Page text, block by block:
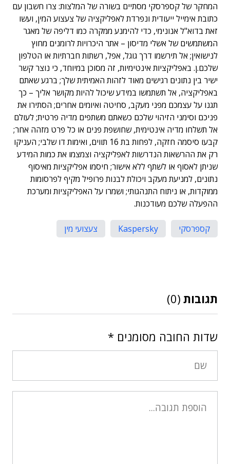
המחקר של קספרסקי מסתיים בשורה של המלצות: צרו חשבון עם
כתובת אימייל ייעודית ונפרדת לאפליקציה של צעצוע המין, ועשו
זאת בדוא"ל אנונימי, כדי להימנע ממקרה כמו דליפה של מאגר
המשתמשים של אשלי מדיסון – אתר היכרויות לרומנים מחוץ
לנישואין; אל תירשמו דרך גוגל, אפל, רשתות חברתיות או הטלפון
שלכם.ן. באפליקציות אינטימיות, זה מסוכן במיוחד, כי נוצר קשר
ישיר בין נתונים רגישים מאוד לזהות האמיתית שלך; ברגע שאתם
באפליקציה, אל תשתמשו במידע שיכול להיות מקושר אליך – כך
תגנו על עצמכם מפני מעקב, סחיטה ואיומים אחרים; הסתירו את
פניכם וסימני הזיהוי שלכם כשאתם משתפים מדיה פרטית; לעולם
אל תשלחו מדיה אינטימית, שחושפת פנים או כל פרט מזהה אחר;
קבעו סיסמה חזקה, לפחות בת 16 תווים, ואימות דו שלבי; העניקו
רק את ההרשאות הנדרשות לאפליקציה וצמצמו את כמות המידע
שניתן לאסוף או לשתף ללא אישור; חיסמו אפליקציות מאיסוף
נתונים, למניעת מעקב ויכולת לבנות פרופיל מקיף לפרסומות
ממוקדות, או ניתוח התנהגותי; ושמרו על האפליקציות ומערכת
ההפעלה שלכם מעודכנות.
קספרסקי Kaspersky צעצועי מין
תגובות (0)
שדות החובה מסומנים *